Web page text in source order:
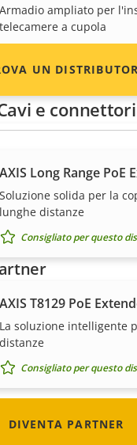
Armadio ampliato per
telecamere a cupola
e connettori
AXIS Long Range PoE
Soluzione solida per la
lunghe distanze
Consigliato per questo
AXIS T8129 PoE
La soluzione intelligente
distanze
Consigliato per questo
AXIS T8129-E Outdoor
di dispositivi e
UN
un
o un integratore di
in quasi tutti i
Scopri come
DIVENTA PARTNER